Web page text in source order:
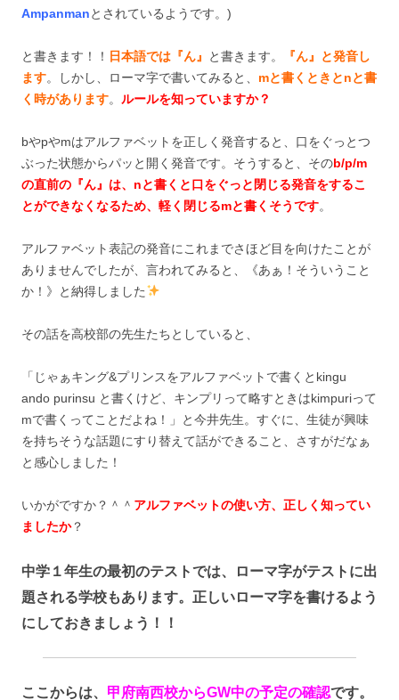
Ampanmanとされているようです。)
と書きます！！ 日本語では『ん』 と書きます。
『ん』と発音し
ます。しかし、ローマ字で書いてみると、 mと書くときとnと書
く時があります。 ルールを知っていますか？
bやpやmはアルファベットを正しく発音すると、口をぐっとつ
ぶった状態からパッと開く発音です。そうすると、そのb/p/m
の直前の『ん』は、nと書くと口をぐっと閉じる発音をするこ
とができなくなるため、軽く閉じるmと書くそうです。
アルファベット表記の発音にこれまでさほど目を向けたことが
ありませんでしたが、言われてみると、《あぁ！そういうこと
か！》と納得しました
その話を高校部の先生たちとしていると、
「じゃぁキング&プリンスをアルファベットで書くとkingu
ando purinsu と書くけど、キンプリって略すときはkimpuriって
mで書くってことだよね！」と今井先生。すぐに、生徒が興味
を持ちそうな話題にすり替えて話ができること、さすがだなぁ
と感心しました！
いかがですか？＾＾ アルファベットの使い方、正しく知ってい
ましたか？
中学１年生の最初のテストでは、ローマ字がテストに出
題される学校もあります。正しいローマ字を書けるよう
にしておきましょう！！
ここからは、 甲府南西校からGW中の予定の確認です。